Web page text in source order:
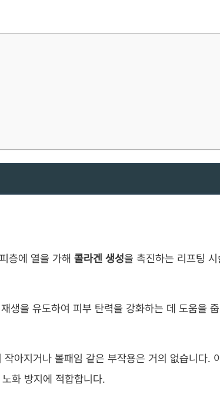
층에 열을 가해 콜라겐 생성을 촉진하는 리프팅 시
생을 유도하여 피부 탄력을 강화하는 데 도움을
아지거나 볼패임 같은 부작용은 거의 없습니다.
화 방지에 적합합니다.